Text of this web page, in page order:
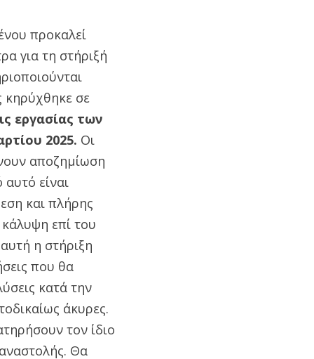
προκαλεί
για τη στήριξή
κηρύχθηκε σε
εργασίας των
2025. Οι
αποζημίωση
είναι
και πλήρης
επί του
η στήριξη
που θα
κατά την
άκυρες.
τον ίδιο
Θα